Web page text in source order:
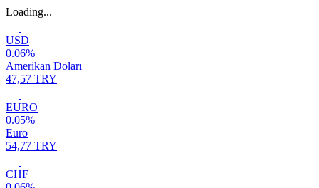
Loading...
USD
0.06%
Amerikan Doları
47,57 TRY
EURO
0.05%
Euro
54,77 TRY
CHF